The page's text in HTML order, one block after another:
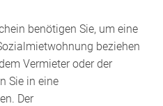
benötigen Sie, um eine
beziehen
Vermieter oder der
Sie in eine
Der